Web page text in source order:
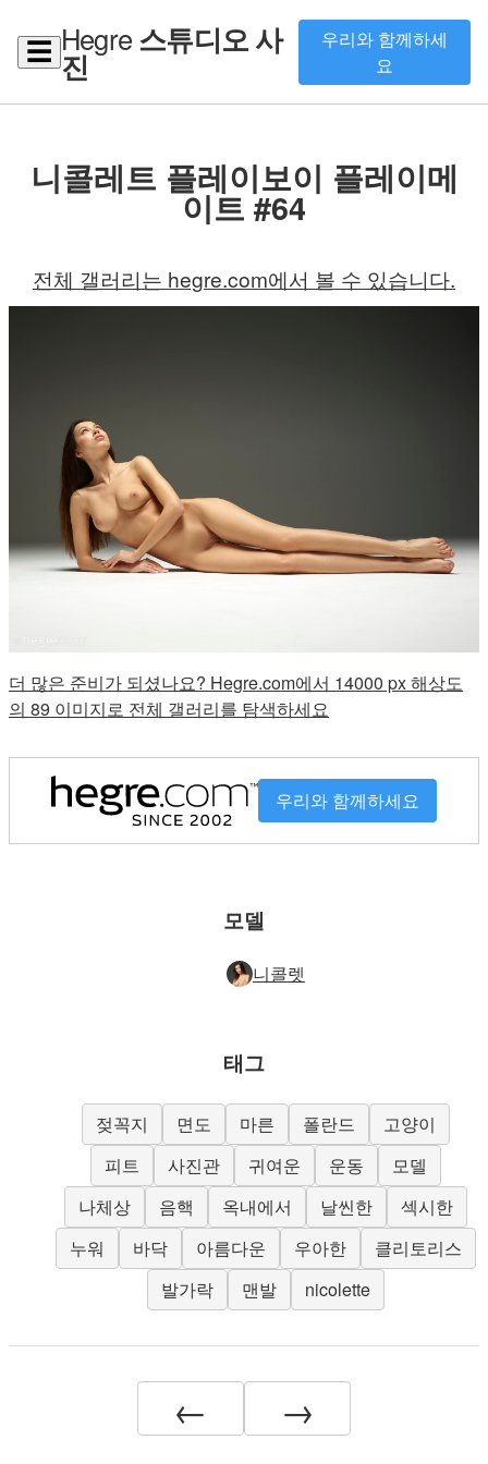
☰ Hegre스튜디오 사
진
우리와 함께하세
요
니콜레트 플레이보이 플레이메
이트 #64
전체 갤러리는 hegre.com에서 볼 수 있습니다.
더 많은 준비가 되셨나요? Hegre.com에서 14000 px 해상도
의 89 이미지로 전체 갤러리를 탐색하세요
우리와 함께하세요
모델
니콜렛
태그
젖꼭지 면도 마른 폴란드
고양이
피트
사진관 귀여운 운동
모델
나체상
음핵 옥내에서 날씬한
섹시한
누워
바닥 아름다운 우아한
클리토리스
발가락
맨발 nicolette
← →